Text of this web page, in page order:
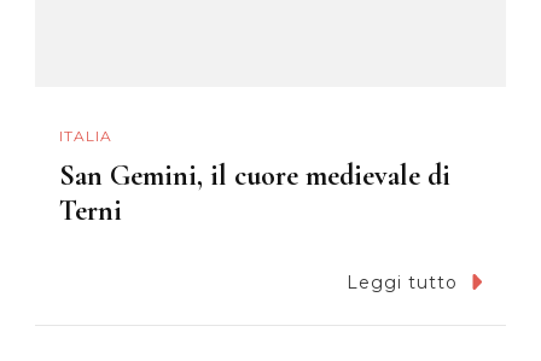
ITALIA
San Gemini, il cuore medievale di
Terni
Leggi tutto